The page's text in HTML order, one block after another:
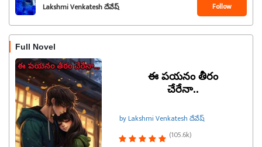
Lakshmi Venkatesh దేవేష్ Follow
Full Novel
ఈ పయనం తీరం
చేరేనా..
by Lakshmi Venkatesh దేవేష్
(105.6k)